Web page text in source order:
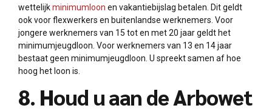
wettelijkminimumloon en vakantiebijslag betalen. Dit geldt
ook voor flexwerkers en buitenlandse werknemers. Voor
jongere werknemers van 15 tot en met 20 jaar geldt het
minimumjeugdloon. Voor werknemers van 13 en 14 jaar
bestaat geen minimumjeugdloon. U spreekt samen af hoe
hoog het loon is.
8. Houd u aan de Arbowet